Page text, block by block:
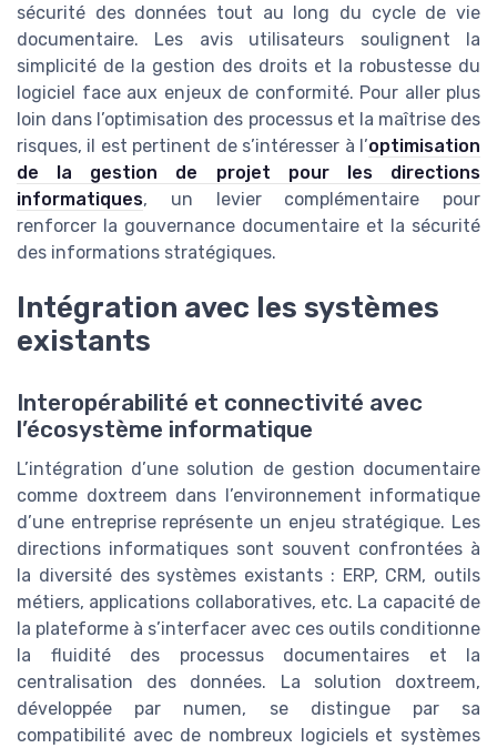
sécurité des données tout au long du cycle de vie
documentaire. Les avis utilisateurs soulignent la
simplicité de la gestion des droits et la robustesse du
logiciel face aux enjeux de conformité. Pour aller plus
loin dans l’optimisation des processus et la maîtrise des
risques, il est pertinent de s’intéresser à l’optimisation
de la gestion de projet pour les directions
informatiques, un levier complémentaire pour
renforcer la gouvernance documentaire et la sécurité
des informations stratégiques.
Intégration avec les systèmes
existants
Interopérabilité et connectivité avec
l’écosystème informatique
L’intégration d’une solution de gestion documentaire
comme doxtreem dans l’environnement informatique
d’une entreprise représente un enjeu stratégique. Les
directions informatiques sont souvent confrontées à
la diversité des systèmes existants : ERP, CRM, outils
métiers, applications collaboratives, etc. La capacité de
la plateforme à s’interfacer avec ces outils conditionne
la fluidité des processus documentaires et la
centralisation des données. La solution doxtreem,
développée par numen, se distingue par sa
compatibilité avec de nombreux logiciels et systèmes